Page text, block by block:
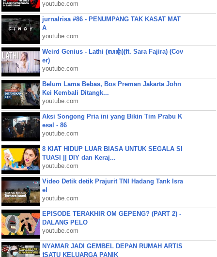
youtube.com
jurnalrisa #86 - PENUMPANG TAK KASAT MAT
A
youtube.com
Weird Genius - Lathi (ꦭꦛꦶ)(ft. Sara Fajira) (Cov
er)
youtube.com
Belum Lama Bebas, Bos Preman Jakarta John
Kei Kembali Ditangk...
youtube.com
Aksi Songong Pria ini yang Bikin Tim Prabu K
esal - 86
youtube.com
8 KIAT HIDUP LUAR BIASA UNTUK SEGALA SI
TUASI || DIY dan Keraj...
youtube.com
Video Detik detik Prajurit TNI Hadang Tank Isra
el
youtube.com
EPISODE TERAKHIR OM GEPENG? (PART 2) -
DALANG PELO
youtube.com
NYAMAR JADI GEMBEL DEPAN RUMAH ARTIS
❗SATU KELUARGA PANIK